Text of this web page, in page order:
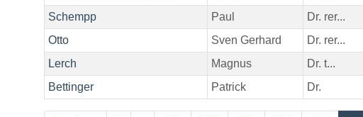
Schempp
Paul Dr. rer...
Otto
Sven Gerhard Dr. rer...
Lerch
Magnus Dr. t...
Bettinger
Patrick Dr.